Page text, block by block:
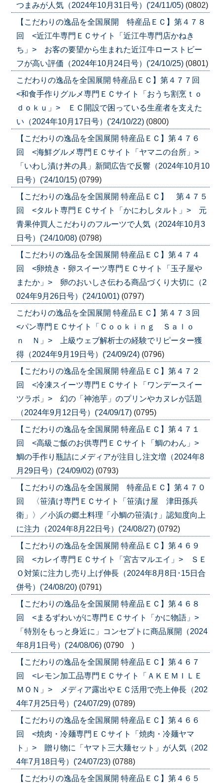
つまみが人気（2024年10月31日号）('24/11/05) (0802)
【こだわりの逸品を全国展開 特産品ＥＣ】第４７８
回 <近江牛専門ＥＣサイト「近江牛専門店かねき
ち」> お客の要望から生まれた近江牛ローストビー
フが高い評価（2024年10月24日号）('24/10/25) (0801)
こだわりの逸品を全国展開 特産品ＥＣ】第４７７回
<和食手作りグルメ専門ＥＣサイト「おうち割烹ｔｏ
ｄｏｋｕ」> ＥＣ開設で困っている生産者を支えた
い（2024年10月17日号）('24/10/22) (0800)
【こだわりの逸品を全国展開 特産品ＥＣ】第４７６
回 <海鮮グルメ専門ＥＣサイト「ヤマニの台所」>
「いわし漬け丼の具」新聞広告で反響（2024年10月10
日号）('24/10/15) (0799)
【こだわりの逸品を全国展開 特産品ＥＣ】 第４７５
回 <タルト専門ＥＣサイト「かにわしタルト」> 元
青果仲買人こだわりのフルーツで人気（2024年10月3
日号）('24/10/08) (0798)
【こだわりの逸品を全国展開 特産品ＥＣ】第４７４
回 <卵焼き・卵スイーツ専門ＥＣサイト「玉子屋や
またか」> 卵のおいしさ伝わる商品づくり大切に（2
024年9月26日号）('24/10/01) (0797)
こだわりの逸品を全国展開 特産品ＥＣ】第４７３回
<パン専門ＥＣサイト「Ｃｏｏｋｉｎｇ Ｓａｌｏ
ｎ Ｎ」> 上級ウェブ解析士の経験でリピーター獲
得（2024年9月19日号）('24/09/24) (0796)
【こだわりの逸品を全国展開 特産品ＥＣ】第４７２
回 <冷凍スイーツ専門ＥＣサイト「ワンデースイー
ツラボ」> 幻の「神池芋」のプリンやカヌレが話題
（2024年9月12日号）('24/09/17) (0795)
【こだわりの逸品を全国展開 特産品ＥＣ】第４７１
回 <高級ご飯のお供専門ＥＣサイト「鯛のわん」>
鯛の手作り瓶詰にメディアが注目し注文増（2024年8
月29日号）('24/09/02) (0793)
【こだわりの逸品を全国展開 特産品ＥＣ】第４７０
回 〈笹漬け専門ＥＣサイト「笹漬け屋 津田孫兵
衛」〉／小浜の郷土料理「小鯛の笹漬け」認知度向上
に注力（2024年8月22日号）('24/08/27) (0792)
【こだわりの逸品を全国展開 特産品ＥＣ】第４６９
回 <カレイ専門ＥＣサイト「宮古マルエイ」> ＳＥ
Ｏ対策に注力し売り上げ伸長（2024年8月8日･15日合
併号）('24/08/20) (0791)
【こだわりの逸品を全国展開 特産品ＥＣ】第４６８
回 <まるずわいがに専門ＥＣサイト「かに物語」>
「特別をもっと身近に」コンセプトに商品展開（2024
年8月1日号）('24/08/06) (0790 )
【こだわりの逸品を全国展開 特産品ＥＣ】第４６７
回 <レモン加工品専門ＥＣサイト「ＡＫＥＭＩＬＥ
ＭＯＮ」> メディア露出やＥＣ活用で売上伸長（202
4年7月25日号）('24/07/29) (0789)
【こだわりの逸品を全国展開 特産品ＥＣ】第４６６
回 <焼肉・冷麺専門ＥＣサイト「焼肉・冷麺ヤマ
ト」> 贈り物に「ヤマト三大麺セット」が人気（202
4年7月18日号）('24/07/23) (0788)
【こだわりの逸品を全国展開 特産品ＥＣ】第４６５